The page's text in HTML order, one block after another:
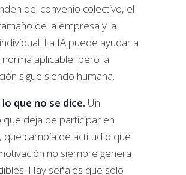
del convenio colectivo, el
de la empresa y la
La IA puede ayudar a
norma aplicable, pero la
sigue siendo humana.
que no se dice. Un
deja de participar en
que cambia de actitud o que
no siempre genera
Hay señales que solo